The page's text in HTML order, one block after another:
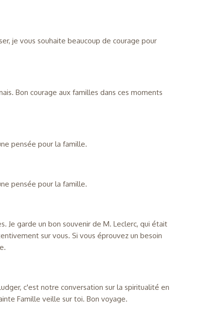
je vous souhaite beaucoup de courage pour
Bon courage aux familles dans ces moments
pensée pour la famille.
pensée pour la famille.
Je garde un bon souvenir de M. Leclerc, qui était
sur vous. Si vous éprouvez un besoin
c'est notre conversation sur la spiritualité en
Famille veille sur toi. Bon voyage.